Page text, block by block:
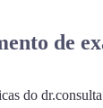
de
do